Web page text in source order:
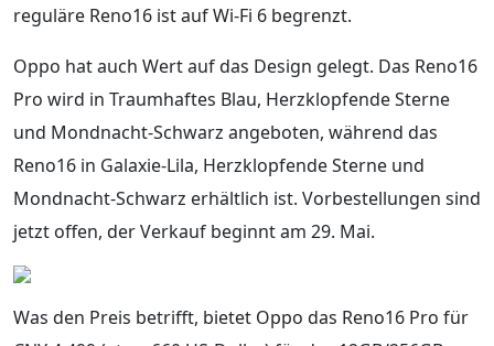
reguläre Reno16 ist auf Wi‑Fi 6 begrenzt.
Oppo hat auch Wert auf das Design gelegt. Das Reno16
Pro wird in Traumhaftes Blau, Herzklopfende Sterne
und Mondnacht-Schwarz angeboten, während das
Reno16 in Galaxie-Lila, Herzklopfende Sterne und
Mondnacht-Schwarz erhältlich ist. Vorbestellungen sind
jetzt offen, der Verkauf beginnt am 29. Mai.
Was den Preis betrifft, bietet Oppo das Reno16 Pro für